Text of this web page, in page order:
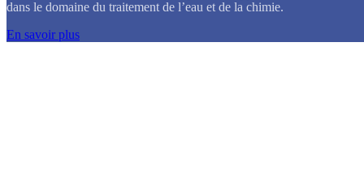
dans le domaine du traitement de l’eau et de la chimie.
En savoir plus